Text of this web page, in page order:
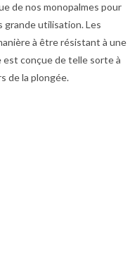
de nos monopalmes pour
utilisation. Les
à être résistant à une
conçue de telle sorte à
de la plongée.